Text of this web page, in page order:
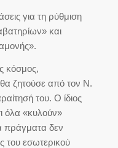
για τη ρύθμιση
και
κόσμος,
θα ζητούσε από τον Ν.
του. Ο ίδιος
όλα «κυλούν»
πράγματα δεν
του εσωτερικού